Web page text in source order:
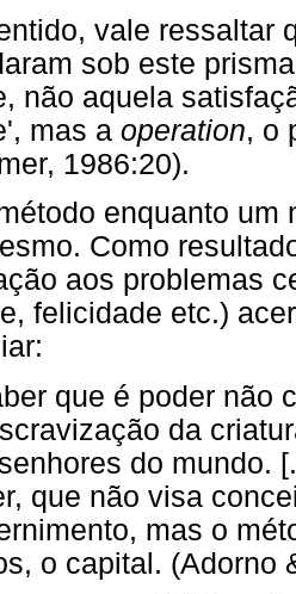
vale ressaltar
sob este
não aquela
mas a operation, o
1986:20).
enquanto um
Como
aos problemas
felicidade etc.)
que é poder não
da
do mundo.
que não visa
mas o
o capital. (Adorno